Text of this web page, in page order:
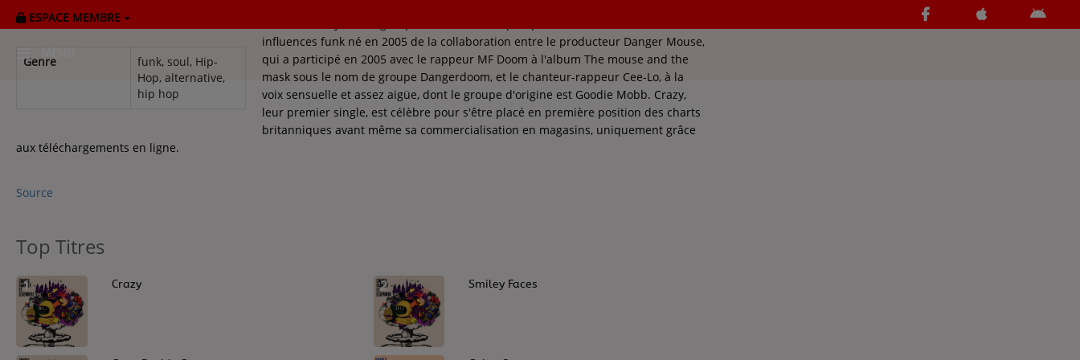
ESPACE MEMBRE
MENU
Cultur'Ciné - Jean Meurice
CONCOURS
Genre
funk, soul, Hip-
Hop, alternative,
hip hop
influences funk né en 2005 de la collaboration entre le producteur Danger Mouse,
qui a participé en 2005 avec le rappeur MF Doom à l'album The mouse and the
mask sous le nom de groupe Dangerdoom, et le chanteur-rappeur Cee-Lo, à la
voix sensuelle et assez aigüe, dont le groupe d'origine est Goodie Mobb. Crazy,
leur premier single, est célèbre pour s'être placé en première position des charts
britanniques avant même sa commercialisation en magasins, uniquement grâce
aux téléchargements en ligne.
Source
Top Titres
1 Crazy 2 Smiley Faces